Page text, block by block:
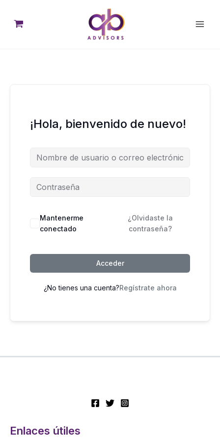
contenido
¡Hola, bienvenido de nuevo!
Mantenerme
conectado
¿Olvidaste la
contraseña?
Acceder
¿No tienes una cuenta?Regístrate ahora
Enlaces útiles